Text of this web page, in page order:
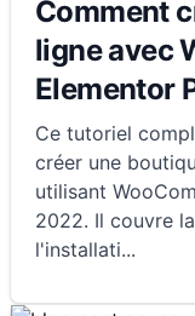
Comment
ligne avec
Elementor
Ce tutoriel
créer une
utilisant
2022. Il couvre
l'installati...